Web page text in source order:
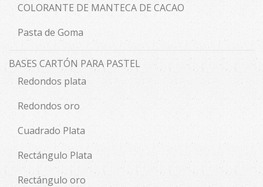
COLORANTE DE MANTECA DE CACAO
Pasta de Goma
BASES CARTÓN PARA PASTEL
Redondos plata
Redondos oro
Cuadrado Plata
Rectángulo Plata
Rectángulo oro